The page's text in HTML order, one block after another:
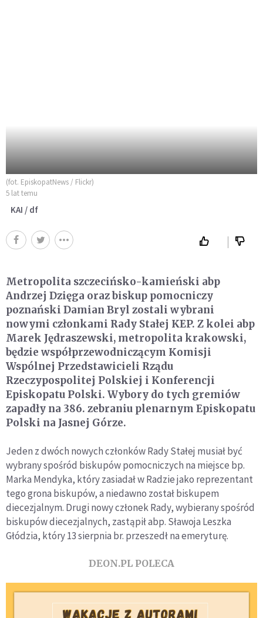
(fot. EpiskopatNews / Flickr)
5 lat temu
KAI / df
Metropolita szczecińsko-kamieński abp
Andrzej Dzięga oraz biskup pomocniczy
poznański Damian Bryl zostali wybrani
nowymi członkami Rady Stałej KEP. Z kolei abp
Marek Jędraszewski, metropolita krakowski,
będzie współprzewodniczącym Komisji
Wspólnej Przedstawicieli Rządu
Rzeczypospolitej Polskiej i Konferencji
Episkopatu Polski. Wybory do tych gremiów
zapadły na 386. zebraniu plenarnym Episkopatu
Polski na Jasnej Górze.
Jeden z dwóch nowych członków Rady Stałej musiał być
wybrany spośród biskupów pomocniczych na miejsce bp.
Marka Mendyka, który zasiadał w Radzie jako reprezentant
tego grona biskupów, a niedawno został biskupem
diecezjalnym. Drugi nowy członek Rady, wybierany spośród
biskupów diecezjalnych, zastąpił abp. Sławoja Leszka
Głódzia, który 13 sierpnia br. przeszedł na emeryturę.
DEON.PL POLECA